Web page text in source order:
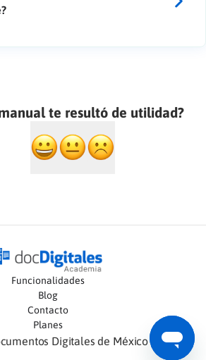
te resultó de utilidad?
Funcionalidades
Blog
Contacto
Planes
Digitales de México